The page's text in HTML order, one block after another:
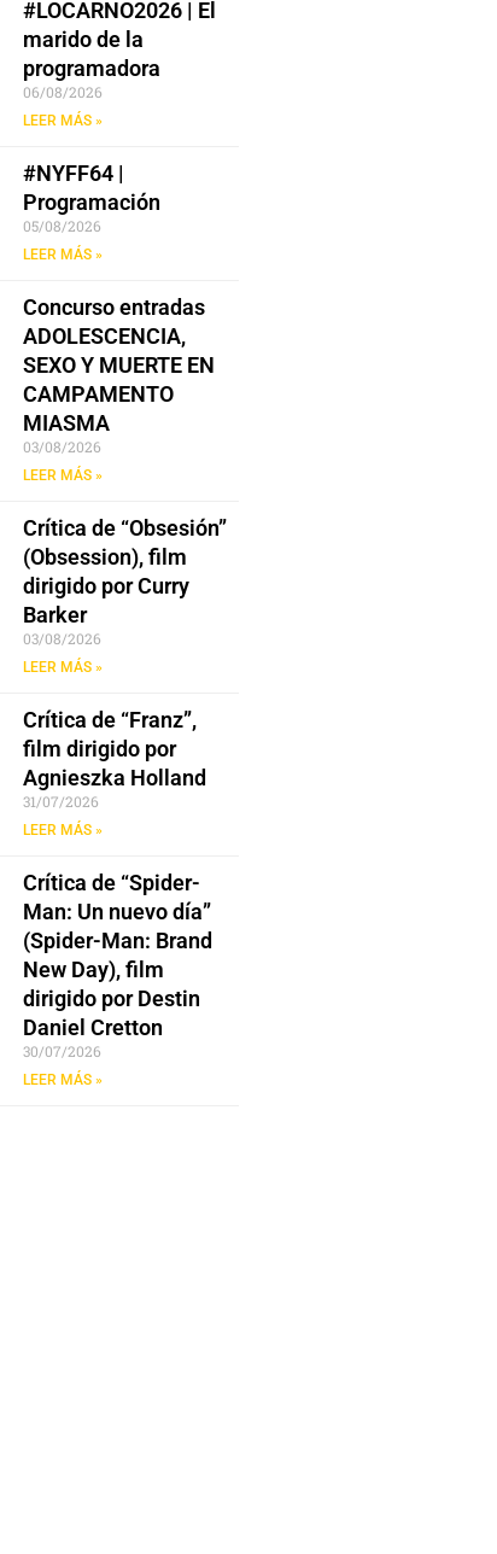
#LOCARNO2026 | El
marido de la
programadora
06/08/2026
LEER MÁS »
#NYFF64 |
Programación
05/08/2026
LEER MÁS »
Concurso entradas
ADOLESCENCIA,
SEXO Y MUERTE EN
CAMPAMENTO
MIASMA
03/08/2026
LEER MÁS »
Crítica de “Obsesión”
(Obsession), film
dirigido por Curry
Barker
03/08/2026
LEER MÁS »
Crítica de “Franz”,
film dirigido por
Agnieszka Holland
31/07/2026
LEER MÁS »
Crítica de “Spider-
Man: Un nuevo día”
(Spider-Man: Brand
New Day), film
dirigido por Destin
Daniel Cretton
30/07/2026
LEER MÁS »